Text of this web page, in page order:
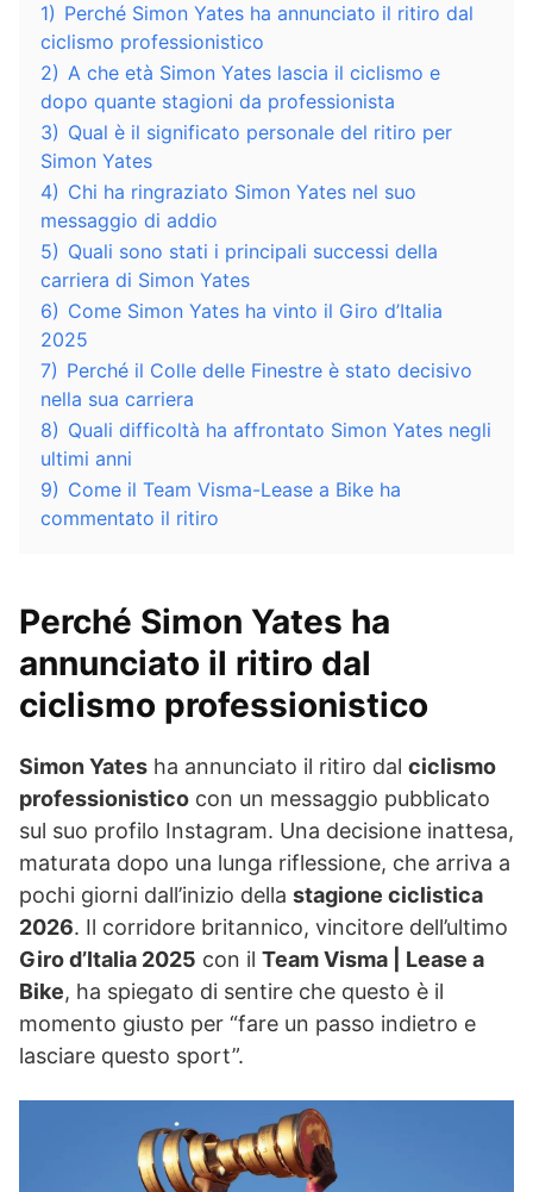
1) Perché Simon Yates ha annunciato il ritiro dal
ciclismo professionistico
2) A che età Simon Yates lascia il ciclismo e
dopo quante stagioni da professionista
3) Qual è il significato personale del ritiro per
Simon Yates
4) Chi ha ringraziato Simon Yates nel suo
messaggio di addio
5) Quali sono stati i principali successi della
carriera di Simon Yates
6) Come Simon Yates ha vinto il Giro d’Italia
2025
7) Perché il Colle delle Finestre è stato decisivo
nella sua carriera
8) Quali difficoltà ha affrontato Simon Yates negli
ultimi anni
9) Come il Team Visma-Lease a Bike ha
commentato il ritiro
Perché Simon Yates ha
annunciato il ritiro dal
ciclismo professionistico
Simon Yates ha annunciato il ritiro dal ciclismo
professionistico con un messaggio pubblicato
sul suo profilo Instagram. Una decisione inattesa,
maturata dopo una lunga riflessione, che arriva a
pochi giorni dall’inizio della stagione ciclistica
2026. Il corridore britannico, vincitore dell’ultimo
Giro d’Italia 2025 con il Team Visma | Lease a
Bike, ha spiegato di sentire che questo è il
momento giusto per “fare un passo indietro e
lasciare questo sport”.